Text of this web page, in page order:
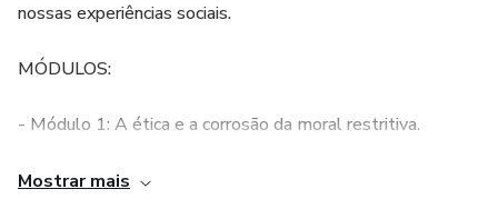
nossas experiências sociais.
MÓDULOS:
- Módulo 1: A ética e a corrosão da moral restritiva.
- Módulo 2: A importância de uma ética da diferença.
Mostrar mais